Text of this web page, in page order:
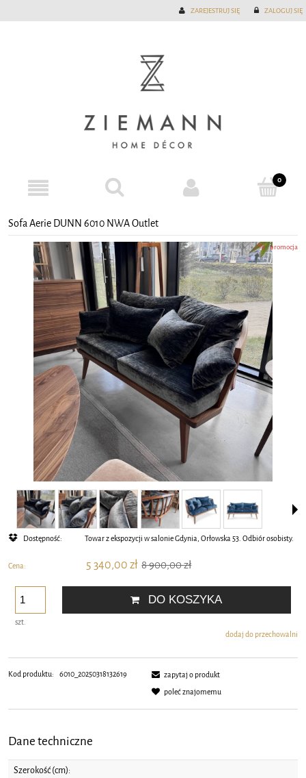
ZAREJESTRUJ SIĘ ZALOGUJ SIĘ
Sofa Aerie DUNN 6010 NWA Outlet
promocja
Dostępność: Towar z ekspozycji w salonie Gdynia, Orłowska 53. Odbiór osobisty.
Cena: 5 340,00 zł 8 900,00 zł
szt.
DO KOSZYKA
dodaj do przechowalni
Kod produktu: 6010_20250318132619
zapytaj o produkt
poleć znajomemu
Dane techniczne
Szerokość (cm):